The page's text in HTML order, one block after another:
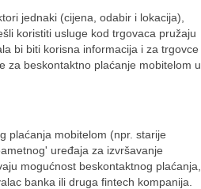
jednaki (cijena, odabir i lokacija),
koristiti usluge kod trgovaca pružaju
bi biti korisna informacija i za trgovce
za beskontaktno plaćanje mobitelom u
plaćanja mobitelom (npr. starije
uređaja za izvršavanje
mogućnost beskontaktnog plaćanja,
banka ili druga fintech kompanija.